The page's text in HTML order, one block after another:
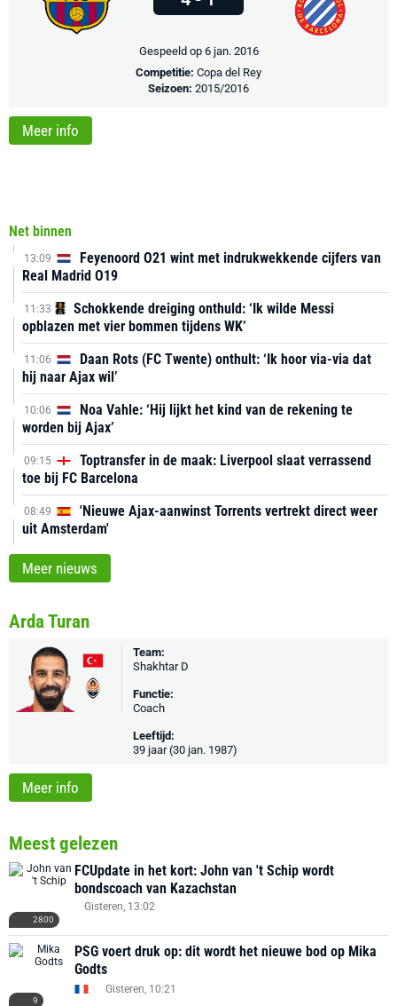
Net binnen
13:09
Feyenoord O21 wint met indrukwekkende cijfers van
Real Madrid O19
11:33
Schokkende dreiging onthuld: ‘Ik wilde Messi
opblazen met vier bommen tijdens WK’
11:06
Daan Rots (FC Twente) onthult: ‘Ik hoor via-via dat
hij naar Ajax wil’
10:06
Noa Vahle: ‘Hij lijkt het kind van de rekening te
worden bij Ajax’
09:15
Toptransfer in de maak: Liverpool slaat verrassend
toe bij FC Barcelona
08:49
'Nieuwe Ajax-aanwinst Torrents vertrekt direct weer
uit Amsterdam'
Meer nieuws
Gespeeld op 6 jan. 2016
Competitie: Copa del Rey
Seizoen: 2015/2016
Meer info
Arda Turan
Team:
Shakhtar D
Functie:
Coach
Leeftijd:
39 jaar (30 jan. 1987)
Meer info
Meest gelezen
2800
FCUpdate in het kort: John van 't Schip wordt
bondscoach van Kazachstan
Gisteren, 13:02
9
PSG voert druk op: dit wordt het nieuwe bod op Mika
Godts
Gisteren, 10:21